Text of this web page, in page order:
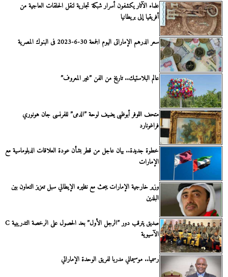
علماء الآثار يكشفون أسرار شبكة تجارية لنقل الحلقات العاجية من
أفريقيا إلى بريطانيا
سعر الدرهم الإماراتى اليوم الجمعة 30-6-2023 فى البنوك المصرية
عالم البلاستيك.. تاريخ من الفن ”غير المعروف”
متحف اللوفر أبوظبى يضيف لوحة ”الدمى” للفرنسى جان هونوري
فراغونارد
خطوة جديدة.. بيان عاجل من قطر بشأن عودة العلاقات الدبلوماسية مع
الإمارات
وزير خارجية الإمارات يبحث مع نظيره الإيطالي سبل تعزيز التعاون بين
البلدين
صديق يترقب دور ”الرجل الأول” بعد الحصول على الرخصة التدريبية C
الآسيوية
رسميا.. موسيماني مدربا لفريق الوحدة الإماراتي